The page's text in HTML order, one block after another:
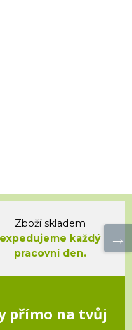
Zboží skladem
expedujeme každý
pracovní den.
přímo na tvůj